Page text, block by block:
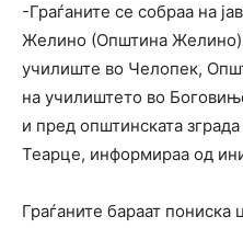
-Граѓаните се собраа на
Желино (Општина
училиште во Челопек,
на училиштето во
и пред општинската
Теарце, информираа од
Граѓаните бараат пониска